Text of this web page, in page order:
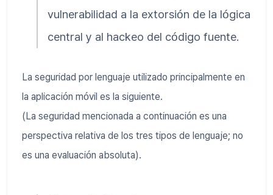
vulnerabilidad a la extorsión de la lógica
central y al hackeo del código fuente.
La seguridad por lenguaje utilizado principalmente en
la aplicación móvil es la siguiente.
(La seguridad mencionada a continuación es una
perspectiva relativa de los tres tipos de lenguaje; no
es una evaluación absoluta).